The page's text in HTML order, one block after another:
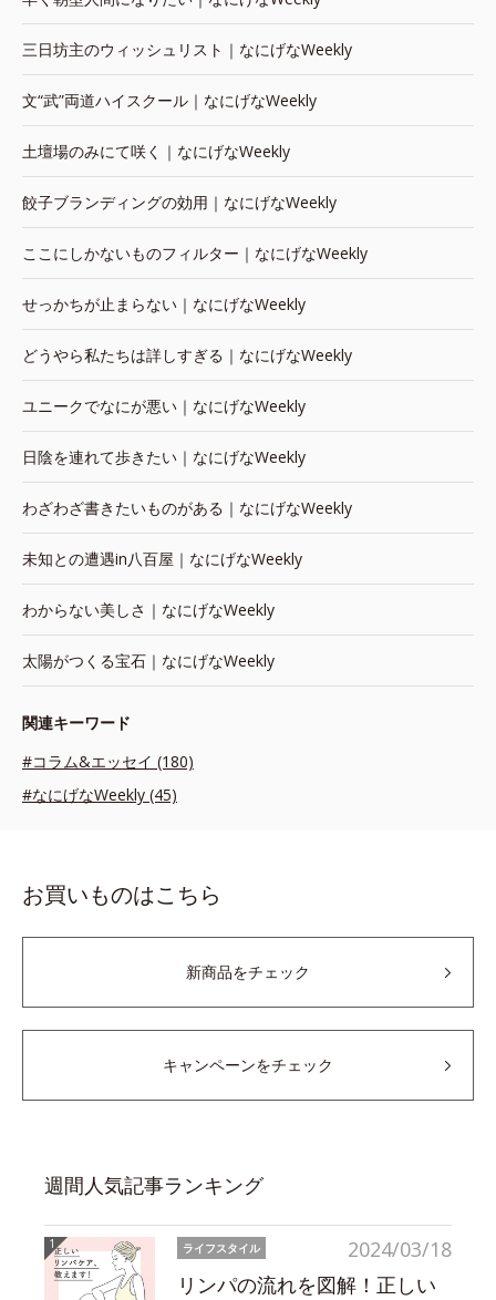
三日坊主のウィッシュリスト｜なにげなWeekly
文“武”両道ハイスクール｜なにげなWeekly
土壇場のみにて咲く｜なにげなWeekly
餃子ブランディングの効用｜なにげなWeekly
ここにしかないものフィルター｜なにげなWeekly
せっかちが止まらない｜なにげなWeekly
どうやら私たちは詳しすぎる｜なにげなWeekly
ユニークでなにが悪い｜なにげなWeekly
日陰を連れて歩きたい｜なにげなWeekly
わざわざ書きたいものがある｜なにげなWeekly
未知との遭遇in八百屋｜なにげなWeekly
わからない美しさ｜なにげなWeekly
太陽がつくる宝石｜なにげなWeekly
関連キーワード
#コラム&エッセイ (180)
#なにげなWeekly (45)
お買いものはこちら
新商品をチェック
キャンペーンをチェック
週間人気記事ランキング
2024/03/18
ライフスタイル
リンパの流れを図解！正しい